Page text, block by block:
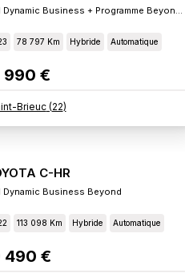
2.0l Dynamic Business + Programme Beyond Zero A
78 797 Km Hybride Automatique
990 €
Brieuc(22)
C-HR
Dynamic Business Beyond
113 098 Km Hybride Automatique
490 €